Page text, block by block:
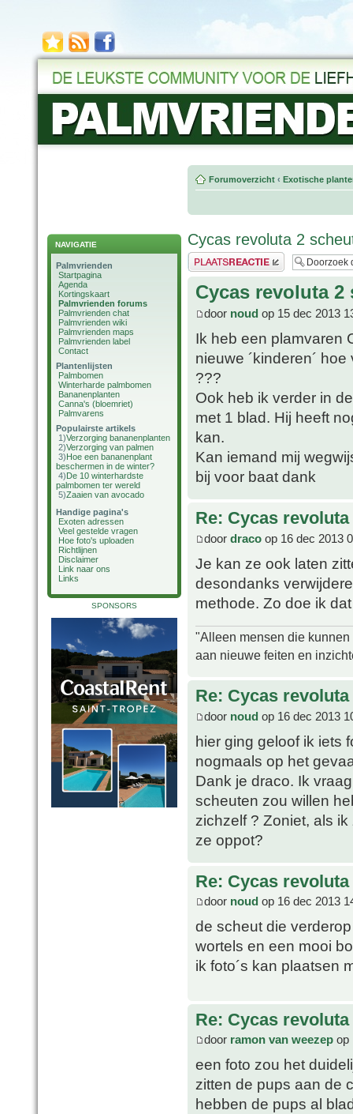
NAVIGATIE
Palmvrienden
Startpagina
Agenda
Kortingskaart
Palmvrienden forums
Palmvrienden chat
Palmvrienden wiki
Palmvrienden maps
Palmvrienden label
Contact
Plantenlijsten
Palmbomen
Winterharde palmbomen
Bananenplanten
Canna's (bloemriet)
Palmvarens
Populairste artikels
1)Verzorging bananenplanten
2)Verzorging van palmen
3)Hoe een bananenplant
beschermen in de winter?
4)De 10 winterhardste
palmbomen ter wereld
5)Zaaien van avocado
Handige pagina's
Exoten adressen
Veel gestelde vragen
Hoe foto's uploaden
Richtlijnen
Disclaimer
Link naar ons
Links
SPONSORS
Forumoverzicht ‹ Exotische
Cycas revoluta 2
Plaats een reactie
Cycas revoluta 2
door noud op 15 dec 2013
Ik heb een plamvaren
nieuwe ´kinderen´
???
Ook heb ik verder in
met 1 blad. Hij heeft
kan.
Kan iemand mij
bij voor baat dank
Re: Cycas
door draco op 16 dec 2013
Je kan ze ook laten
desondanks
methode. Zo doe ik
"Alleen mensen die
aan nieuwe feiten en
Re: Cycas
door noud op 16 dec 2013
hier ging geloof ik iets
nogmaals op het
Dank je draco. Ik
scheuten zou willen
zichzelf ? Zoniet, als
ze oppot?
Re: Cycas
door noud op 16 dec 2013
de scheut die
wortels en een mooi
ik foto´s kan plaatsen
Re: Cycas
door ramon van weezep op
een foto zou het
zitten de pups aan de
hebben de pups al